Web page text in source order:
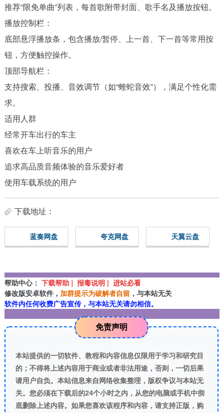
推荐“限免单曲”列表，每首歌附带封面、歌手名及播放按钮。
播放控制栏：
底部悬浮播放条，包含播放/暂停、上一首、下一首等常用按
钮，方便触控操作。
顶部导航栏：
支持搜索、投播、音效调节（如“蝰蛇音效”），满足个性化需
求。
适用人群
经常开车出行的车主
喜欢在车上听音乐的用户
追求高品质音频体验的音乐爱好者
使用车载系统的用户
下载地址：
蓝奏网盘 夸克网盘 天翼云盘
帮助中心： 下载帮助 | 报毒说明 | 进站必看
修改版安卓软件， 加群提示为破解者自留 ，与本站无关
软件内任何收费广告宣传，与本站无关请勿相信。
免责声明
本站提供的一切软件、教程和内容信息仅限用于学习和研究目
的；不得将上述内容用于商业或者非法用途，否则，一切后果
请用户自负。本站信息来自网络收集整理，版权争议与本站无
关。您必须在下载后的24个小时之内，从您的电脑或手机中彻
底删除上述内容。如果您喜欢该程序和内容，请支持正版，购